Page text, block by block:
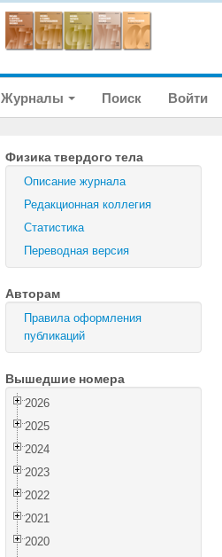
Журналы Поиск Войти
Физика твердого тела
Описание журнала
Редакционная коллегия
Статистика
Переводная версия
Авторам
Правила оформления
публикаций
Вышедшие номера
2026
2025
2024
2023
2022
2021
2020